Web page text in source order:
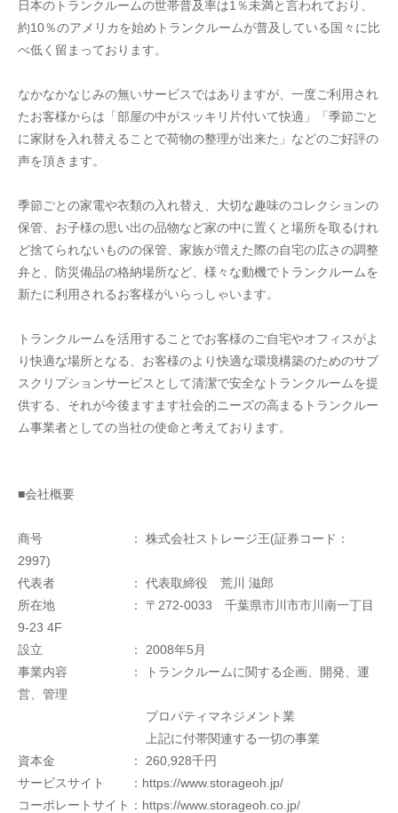
日本のトランクルームの世帯普及率は1％未満と言われており、
約10％のアメリカを始めトランクルームが普及している国々に比
べ低く留まっております。
なかなかなじみの無いサービスではありますが、一度ご利用され
たお客様からは「部屋の中がスッキリ片付いて快適」「季節ごと
に家財を入れ替えることで荷物の整理が出来た」などのご好評の
声を頂きます。
季節ごとの家電や衣類の入れ替え、大切な趣味のコレクションの
保管、お子様の思い出の品物など家の中に置くと場所を取るけれ
ど捨てられないものの保管、家族が増えた際の自宅の広さの調整
弁と、防災備品の格納場所など、様々な動機でトランクルームを
新たに利用されるお客様がいらっしゃいます。
トランクルームを活用することでお客様のご自宅やオフィスがよ
り快適な場所となる、お客様のより快適な環境構築のためのサブ
スクリプションサービスとして清潔で安全なトランクルームを提
供する、それが今後ますます社会的ニーズの高まるトランクルー
ム事業者としての当社の使命と考えております。
■会社概要
商号　　　　　　　： 株式会社ストレージ王(証券コード：
2997)
代表者　　　　　　： 代表取締役　荒川 滋郎
所在地　　　　　　： 〒272-0033　千葉県市川市市川南一丁目
9-23 4F
設立　　　　　　　： 2008年5月
事業内容　　　　　： トランクルームに関する企画、開発、運
営、管理
プロパティマネジメント業
上記に付帯関連する一切の事業
資本金　　　　　　： 260,928千円
サービスサイト　　：https://www.storageoh.jp/
コーポレートサイト：https://www.storageoh.co.jp/